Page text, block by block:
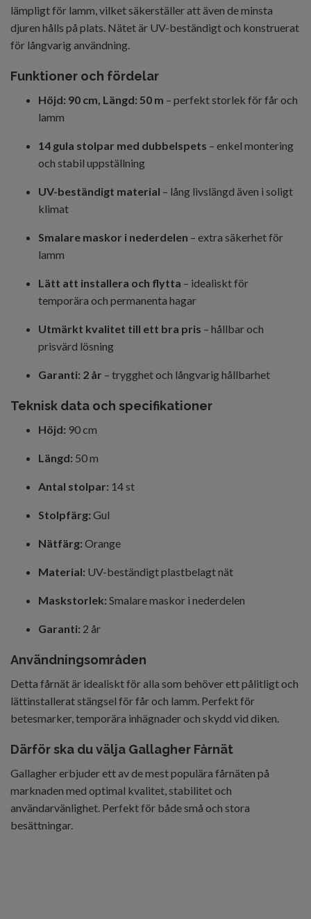
lämpligt för lamm, vilket säkerställer att även de minsta
djuren hålls på plats. Nätet är UV-beständigt och konstruerat
för långvarig användning.
Funktioner och fördelar
Höjd: 90 cm, Längd: 50 m – perfekt storlek för får och
lamm
14 gula stolpar med dubbelspets – enkel montering
och stabil uppställning
UV-beständigt material – lång livslängd även i soligt
klimat
Smalare maskor i nederdelen – extra säkerhet för
lamm
Lätt att installera och flytta – idealiskt för
temporära och permanenta hagar
Utmärkt kvalitet till ett bra pris – hållbar och
prisvärd lösning
Garanti: 2 år – trygghet och långvarig hållbarhet
Teknisk data och specifikationer
Höjd: 90 cm
Längd: 50 m
Antal stolpar: 14 st
Stolpfärg: Gul
Nätfärg: Orange
Material: UV-beständigt plastbelagt nät
Maskstorlek: Smalare maskor i nederdelen
Garanti: 2 år
Användningsområden
Detta fårnät är idealiskt för alla som behöver ett pålitligt och
lättinstallerat stängsel för får och lamm. Perfekt för
betesmarker, temporära inhägnader och skydd vid diken.
Därför ska du välja Gallagher Fårnät
Gallagher erbjuder ett av de mest populära fårnäten på
marknaden med optimal kvalitet, stabilitet och
användarvänlighet. Perfekt för både små och stora
besättningar.